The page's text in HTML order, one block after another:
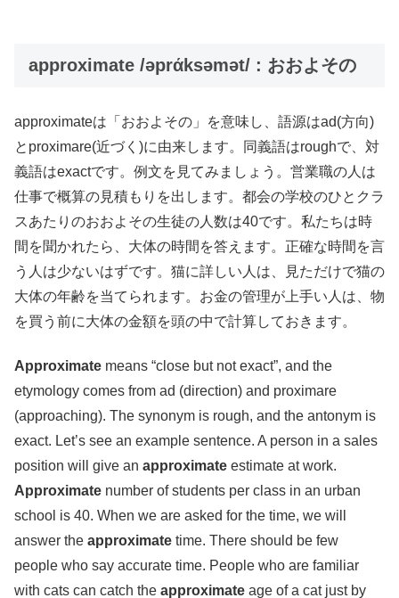
approximate /əprάksəmət/ : おおよその
approximateは「おおよその」を意味し、語源はad(方向)
とproximare(近づく)に由来します。同義語はroughで、対
義語はexactです。例文を見てみましょう。営業職の人は
仕事で概算の見積もりを出します。都会の学校のひとクラ
スあたりのおおよその生徒の人数は40です。私たちは時
間を聞かれたら、大体の時間を答えます。正確な時間を言
う人は少ないはずです。猫に詳しい人は、見ただけで猫の
大体の年齢を当てられます。お金の管理が上手い人は、物
を買う前に大体の金額を頭の中で計算しておきます。
Approximate means “close but not exact”, and the
etymology comes from ad (direction) and proximare
(approaching). The synonym is rough, and the antonym is
exact. Let’s see an example sentence. A person in a sales
position will give an approximate estimate at work.
Approximate number of students per class in an urban
school is 40. When we are asked for the time, we will
answer the approximate time. There should be few
people who say accurate time. People who are familiar
with cats can catch the approximate age of a cat just by